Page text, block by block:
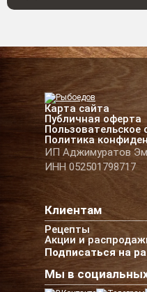
Карта сайта
Публичная оферта
Пользовательское
Политика
ИП Аджимуратов
ИНН 052501798717
Клиентам
Рецепты
Акции и
Подписаться на
Мы в